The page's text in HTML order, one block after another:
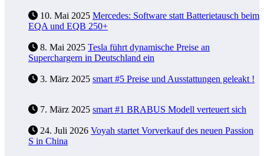
10. Mai 2025 Mercedes: Software statt Batterietausch beim
EQA und EQB 250+
8. Mai 2025 Tesla führt dynamische Preise an
Superchargern in Deutschland ein
3. März 2025 smart #5 Preise und Ausstattungen geleakt !
7. März 2025 smart #1 BRABUS Modell verteuert sich
24. Juli 2026 Voyah startet Vorverkauf des neuen Passion
S in China